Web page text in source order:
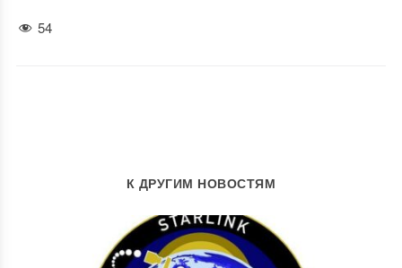
54
К ДРУГИМ НОВОСТЯМ